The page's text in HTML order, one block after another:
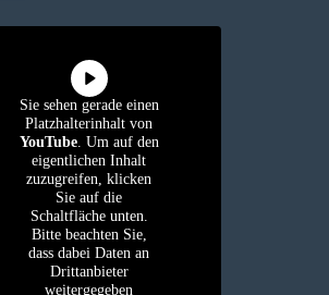
Sie sehen gerade einen
Platzhalterinhalt von
YouTube. Um auf den
eigentlichen Inhalt
zuzugreifen, klicken
Sie auf die
Schaltfläche unten.
Bitte beachten Sie,
dass dabei Daten an
Drittanbieter
weitergegeben